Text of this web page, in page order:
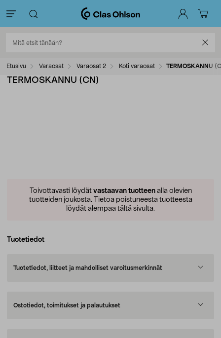
Etusivu Varaosat Varaosat 2 Koti varaosat TERMOSKANNU
TERMOSKANNU (CN)
Toivottavasti löydät vastaavan tuotteenalla olevien
tuotteiden joukosta. Tietoa poistuneesta tuotteesta
löydät alempaa tältä sivulta.
Tuotetiedot
Tuotetiedot, liitteet ja mahdolliset varoitusmerkinnät
Ostotiedot, toimitukset ja palautukset